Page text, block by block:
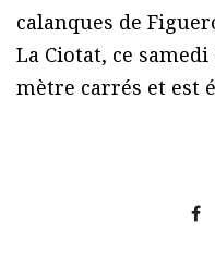
calanques de
La Ciotat, ce
mètre carrés et est